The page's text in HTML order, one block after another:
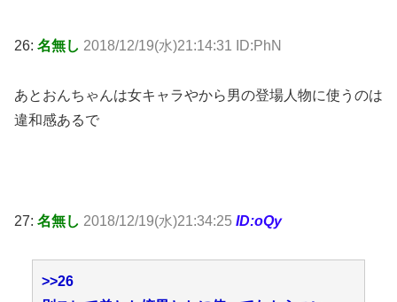
26: 名無し 2018/12/19(水)21:14:31 ID:PhN
あとおんちゃんは女キャラやから男の登場人物に使うのは
違和感あるで
27: 名無し 2018/12/19(水)21:34:25 ID:oQy
>>26